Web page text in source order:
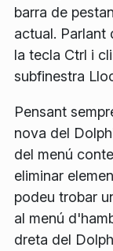
barra de
actual. Parlant
la tecla Ctrl i
subfinestra
Pensant
nova del
del menú
eliminar
podeu trobar
al menú
dreta del